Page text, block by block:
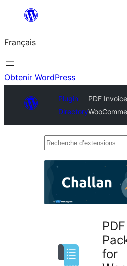
contenu
Français
Obtenir WordPress
Plugin
Directory
PDF
Recherche
for